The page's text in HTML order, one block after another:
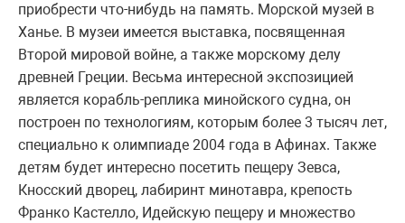
приобрести что-нибудь на память. Морской музей в
Ханье. В музеи имеется выставка, посвященная
Второй мировой войне, а также морскому делу
древней Греции. Весьма интересной экспозицией
является корабль-реплика минойского судна, он
построен по технологиям, которым более 3 тысяч лет,
специально к олимпиаде 2004 года в Афинах. Также
детям будет интересно посетить пещеру Зевса,
Кносский дворец, лабиринт минотавра, крепость
Франко Кастелло, Идейскую пещеру и множество